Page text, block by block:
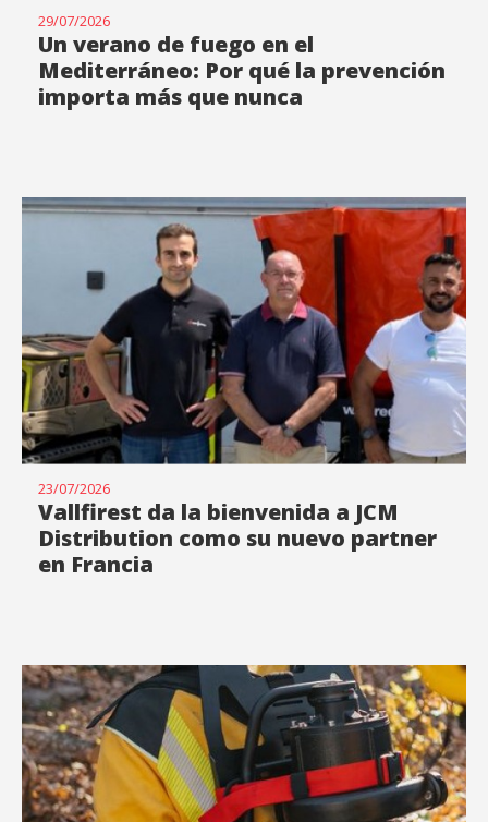
29/07/2026
Un verano de fuego en el
Mediterráneo: Por qué la prevención
importa más que nunca
23/07/2026
Vallfirest da la bienvenida a JCM
Distribution como su nuevo partner
en Francia